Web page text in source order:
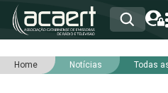
HOME
Home Notícias Todas